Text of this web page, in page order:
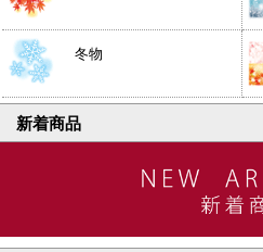
冬物
新着商品